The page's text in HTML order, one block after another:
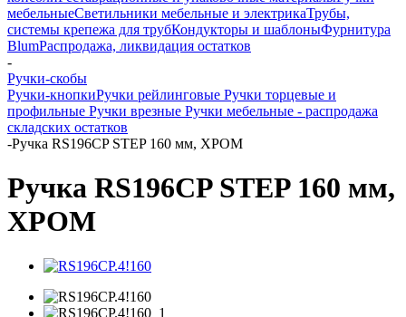
мебельныеСветильники мебельные и электрикаТрубы,
системы крепежа для трубКондукторы и шаблоныФурнитура
BlumРаспродажа, ликвидация остатков
-
Ручки-скобы
Ручки-кнопкиРучки рейлинговые Ручки торцевые и
профильные Ручки врезные Ручки мебельные - распродажа
складских остатков
-Ручка RS196CP STEP 160 мм, ХРОМ
Ручка RS196CP STEP 160 мм,
ХРОМ